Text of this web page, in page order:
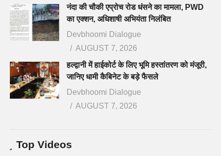
नंदा की चौकी एप्रोच रोड धंसने का मामला, PWD
का एक्शन, अधिशाषी अभियंता निलंबित
Devbhoomi Dialogue
AUGUST 7, 2026
हल्द्वानी में हाईकोर्ट के लिए भूमि हस्तांतरण को मंजूरी,
जानिए धामी कैबिनेट के बड़े फैसले
Devbhoomi Dialogue
AUGUST 7, 2026
Top Videos